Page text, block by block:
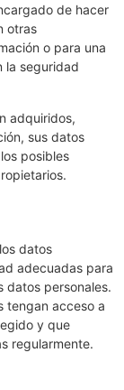
de hacer
otras
o para una
la seguridad
adquiridos,
sus datos
posibles
datos
adecuadas para
datos personales.
tengan acceso a
y que
regularmente.